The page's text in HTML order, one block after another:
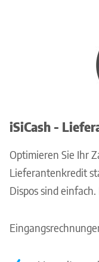
iSiCash -
Optimieren Sie Ihr
Lieferantenkredit
Dispos sind